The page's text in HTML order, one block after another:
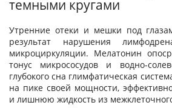
темными кругами
Утренние отеки и мешки под
результат нарушения
микроциркуляции. Мелатонин
тонус микрососудов и водно-
глубокого сна глимфатическая
на пике своей мощности,
и лишнюю жидкость из